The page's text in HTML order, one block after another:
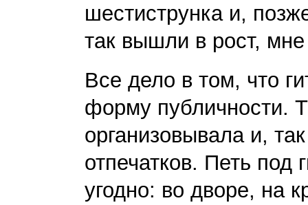
шестиструнка и,
так вышли в рост,
Все дело в том, что
форму публичности.
организовывала и,
отпечатков. Петь под
угодно: во дворе, на